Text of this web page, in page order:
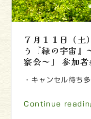
７月１１日（土
う『緑の宇宙』
察会～」 参加者
・キャンセル待ち
Continue